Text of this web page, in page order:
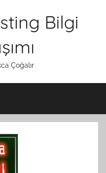
Bilgi
Çoğalır